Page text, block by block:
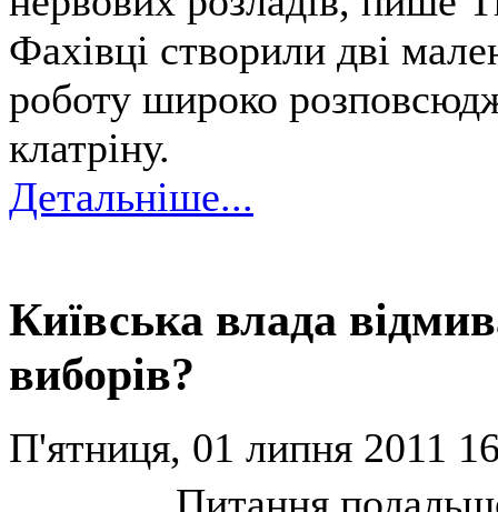
Фахівці створили дві
роботу широко
клатріну.
Детальніше...
Київська влада
виборів?
П'ятниця, 01 липня 2011